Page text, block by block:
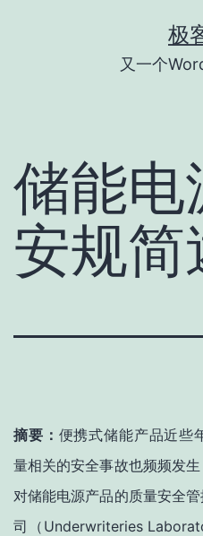
极
又一个
储能电
安规简
摘要 ： 便携式储能产品近些
量相关的安全事故也频频发
对储能电源产品的质量安全
司（ Underwriteries